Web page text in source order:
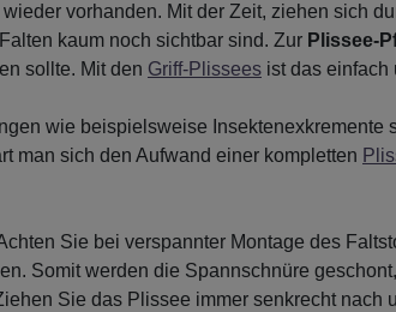
vorhanden. Mit der Zeit, ziehen sich
kaum noch sichtbar sind. Zur Plissee-
sollte. Mit den Griff-Plissees ist das einfach
wie beispielsweise
man sich den Aufwand einer kompletten
Sie bei verspannter Montage des
Somit werden die Spannschnüre
Sie das Plissee immer senkrecht nach